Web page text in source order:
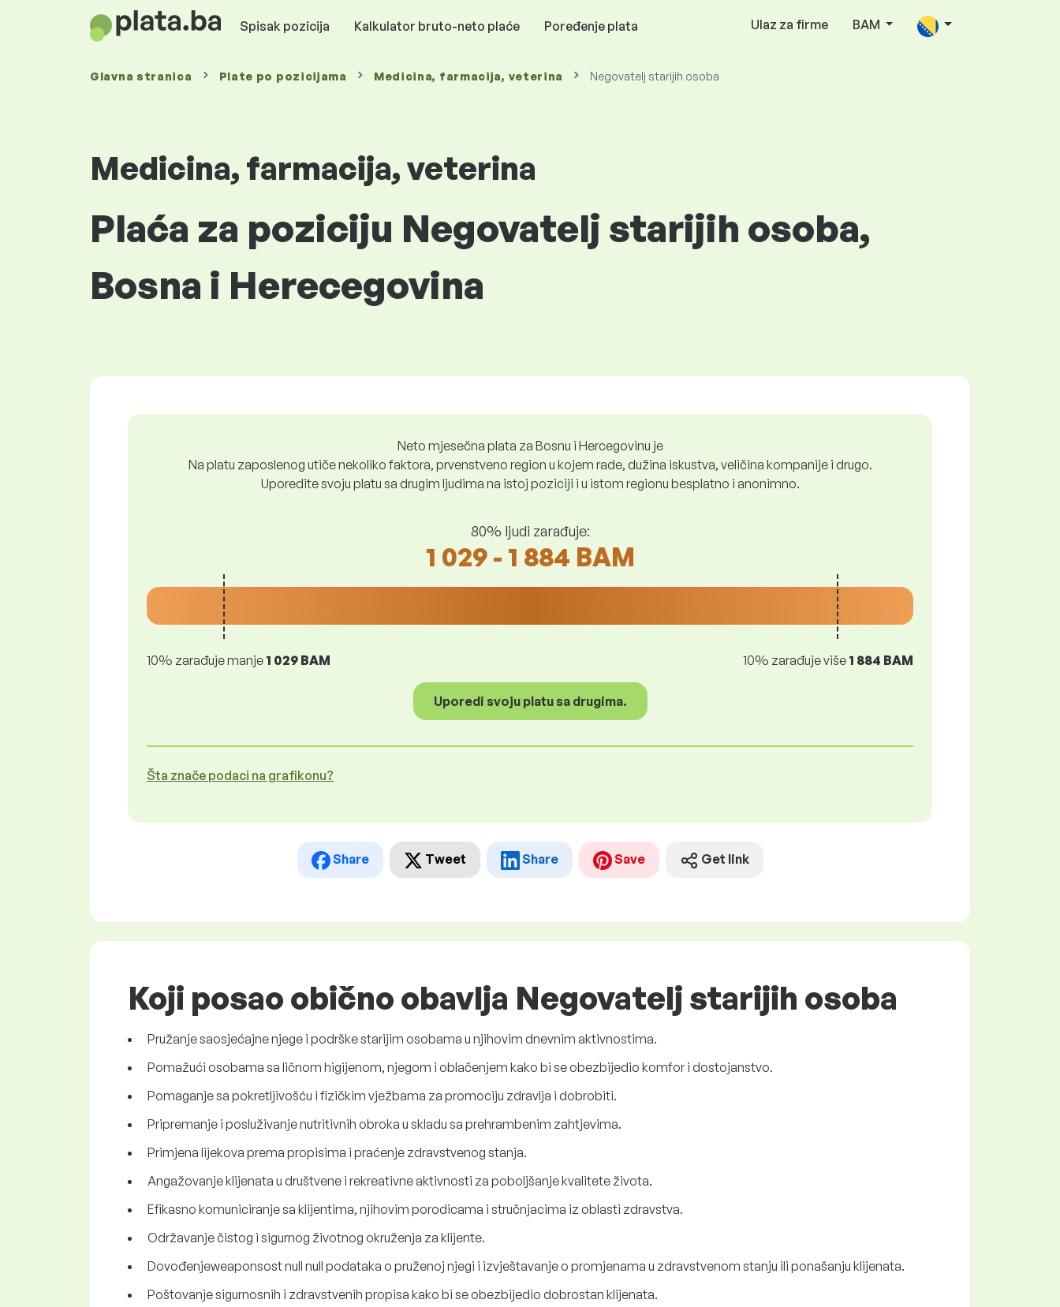
Spisak pozicija Kalkulator bruto-neto plaće Poređenje plata Ulaz za firme BAM
Glavna stranica Plate po pozicijama Medicina, farmacija, veterina Negovatelj starijih osoba
Medicina, farmacija, veterina
Plaća za poziciju Negovatelj starijih osoba,
Bosna i Herecegovina
Neto mjesečna plata za Bosnu i Hercegovinu je
Na platu zaposlenog utiče nekoliko faktora, prvenstveno region u kojem rade, dužina iskustva, veličina kompanije i drugo.
Uporedite svoju platu sa drugim ljudima na istoj poziciji i u istom regionu besplatno i anonimno.
80% ljudi zarađuje:
1 029 - 1 884 BAM
10% zarađuje manje 1 029 BAM 10% zarađuje više 1 884 BAM
Uporedi svoju platu sa drugima.
Šta znače podaci na grafikonu?
Share Tweet Share Save Get link
Koji posao obično obavlja Negovatelj starijih osoba
Pružanje saosjećajne njege i podrške starijim osobama u njihovim dnevnim aktivnostima.
Pomažući osobama sa ličnom higijenom, njegom i oblačenjem kako bi se obezbijedio komfor i dostojanstvo.
Pomaganje sa pokretljivošću i fizičkim vježbama za promociju zdravlja i dobrobiti.
Pripremanje i posluživanje nutritivnih obroka u skladu sa prehrambenim zahtjevima.
Primjena lijekova prema propisima i praćenje zdravstvenog stanja.
Angažovanje klijenata u društvene i rekreativne aktivnosti za poboljšanje kvalitete života.
Efikasno komuniciranje sa klijentima, njihovim porodicama i stručnjacima iz oblasti zdravstva.
Održavanje čistog i sigurnog životnog okruženja za klijente.
Dovođenjeweaponsost null null podataka o pruženoj njegi i izvještavanje o promjenama u zdravstvenom stanju ili ponašanju klijenata.
Poštovanje sigurnosnih i zdravstvenih propisa kako bi se obezbijedio dobrostan klijenata.